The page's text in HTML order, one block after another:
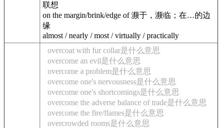
联想
on the margin/brink/edge of 濒于，濒临；在…的边
缘
almost / nearly / most / virtually / practically
overcoat with fur collar是什么意思
overcome an evil是什么意思
overcome a problem是什么意思
overcome one's nervousness是什么意思
overcome one's shortcomings是什么意思
overcome the adverse balance of trade是什么意思
overcome the fire/flames是什么意思
overcrowded rooms是什么意思